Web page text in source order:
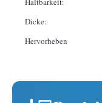
Dicke:
Hervorheben